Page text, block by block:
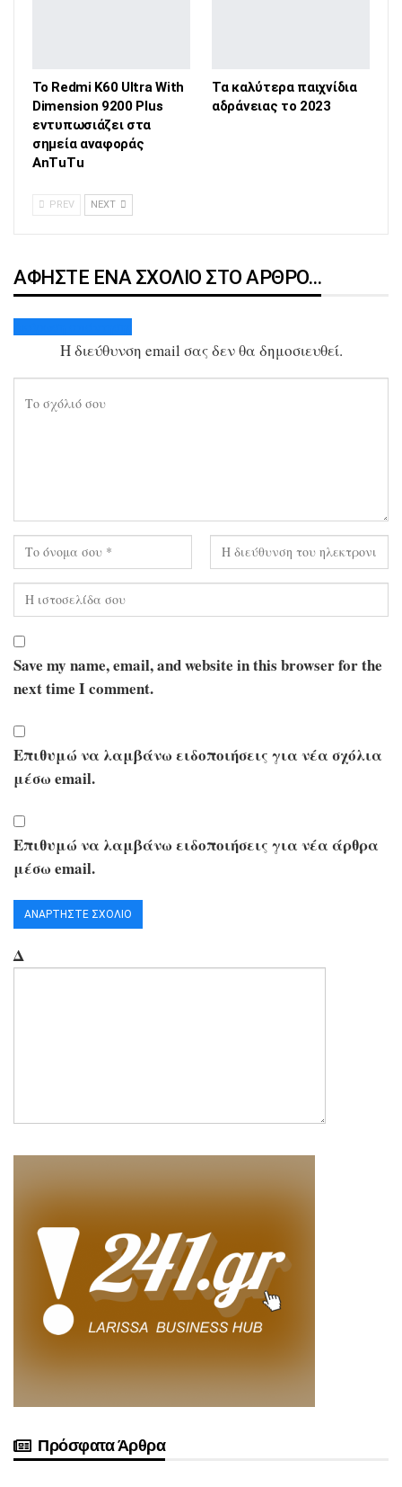
Το Redmi K60 Ultra With
Dimension 9200 Plus
εντυπωσιάζει στα
σημεία αναφοράς
AnTuTu
Τα καλύτερα παιχνίδια
αδράνειας το 2023
PREV NEXT
ΑΦΉΣΤΕ ΈΝΑ ΣΧΌΛΙΟ ΣΤΟ ΆΡΘΡΟ…
Η διεύθυνση email σας δεν θα δημοσιευθεί.
Save my name, email, and website in this browser for the
next time I comment.
Επιθυμώ να λαμβάνω ειδοποιήσεις για νέα σχόλια
μέσω email.
Επιθυμώ να λαμβάνω ειδοποιήσεις για νέα άρθρα
μέσω email.
Δ
Πρόσφατα Άρθρα